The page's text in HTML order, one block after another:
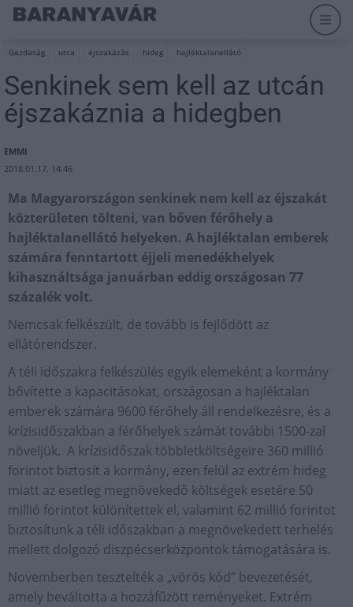
Gazdaság utca éjszakázás hideg hajléktalanellátó
Senkinek sem kell az utcán
éjszakáznia a hidegben
EMMI
2018.01.17. 14:46
Ma Magyarországon senkinek nem kell az éjszakát
közterületen tölteni, van bőven férőhely a
hajléktalanellátó helyeken. A hajléktalan emberek
számára fenntartott éjjeli menedékhelyek
kihasználtsága januárban eddig országosan 77
százalék volt.
Nemcsak felkészült, de tovább is fejlődött az
ellátórendszer.
A téli időszakra felkészülés egyik elemeként a kormány
bővítette a kapacitásokat, országosan a hajléktalan
emberek számára 9600 férőhely áll rendelkezésre, és a
krízisidőszakban a férőhelyek számát további 1500-zal
növeljük. A krízisidőszak többletköltségeire 360 millió
forintot biztosít a kormány, ezen felül az extrém hideg
miatt az esetleg megnövekedő költségek esetére 50
millió forintot különítettek el, valamint 62 millió forintot
biztosítunk a téli időszakban a megnövekedett terhelés
mellett dolgozó diszpécserközpontok támogatására is.
Novemberben tesztelték a „vörös kód” bevezetését,
amely beváltotta a hozzáfűzött reményeket. Extrém